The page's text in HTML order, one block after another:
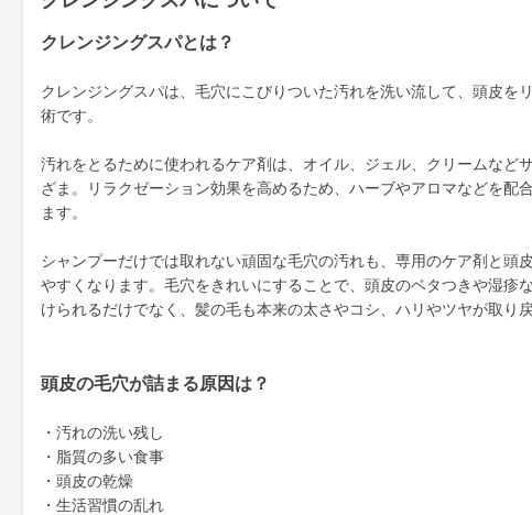
クレンジングスパとは？
クレンジングスパは、毛穴にこびりついた汚れを洗い流して、頭皮を
術です。
汚れをとるために使われるケア剤は、オイル、ジェル、クリームなど
ざま。リラクゼーション効果を高めるため、ハーブやアロマなどを配
ます。
シャンプーだけでは取れない頑固な毛穴の汚れも、専用のケア剤と頭
やすくなります。毛穴をきれいにすることで、頭皮のベタつきや湿疹
けられるだけでなく、髪の毛も本来の太さやコシ、ハリやツヤが取り戻
頭皮の毛穴が詰まる原因は？
・汚れの洗い残し
・脂質の多い食事
・頭皮の乾燥
・生活習慣の乱れ